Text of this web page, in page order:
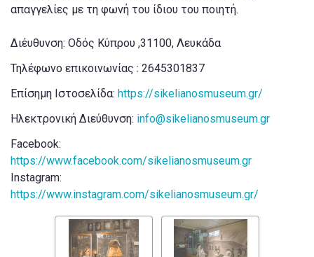
απαγγελίες με τη φωνή του ίδιου του ποιητή.
Διέυθυνση: Οδός Κύπρου ,31100, Λευκάδα
Τηλέφωνο επικοινωνίας : 2645301837
Επίσημη Ιστοσελίδα: https://sikelianosmuseum.gr/
Ηλεκτρονική Διεύθυνση: info@sikelianosmuseum.gr
Facebook:
https://www.facebook.com/sikelianosmuseum.gr
Instagram:
https://www.instagram.com/sikelianosmuseum.gr/